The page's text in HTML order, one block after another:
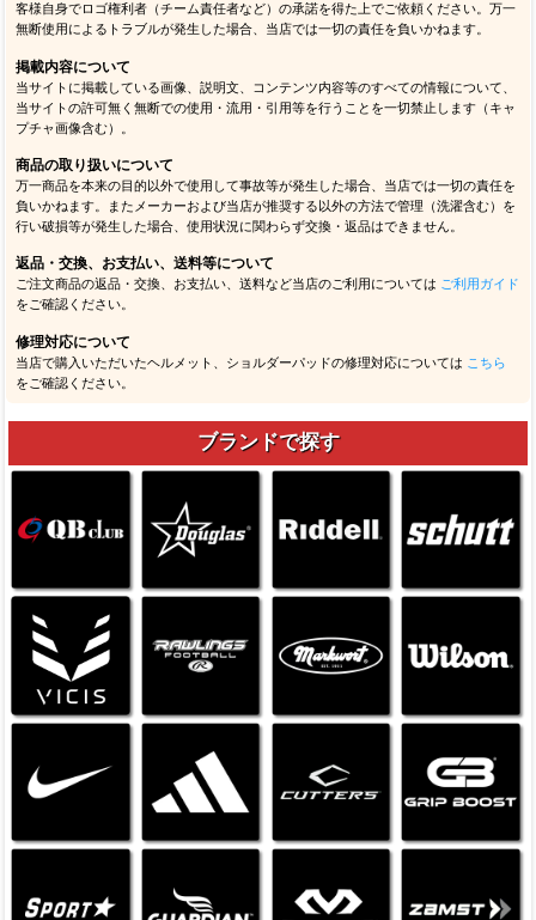
客様自身でロゴ権利者（チーム責任者など）の承諾を得た上でご依頼ください。万一
無断使用によるトラブルが発生した場合、当店では一切の責任を負いかねます。
掲載内容について
当サイトに掲載している画像、説明文、コンテンツ内容等のすべての情報について、
当サイトの許可無く無断での使用・流用・引用等を行うことを一切禁止します（キャ
プチャ画像含む）。
商品の取り扱いについて
万一商品を本来の目的以外で使用して事故等が発生した場合、当店では一切の責任を
負いかねます。またメーカーおよび当店が推奨する以外の方法で管理（洗濯含む）を
行い破損等が発生した場合、使用状況に関わらず交換・返品はできません。
返品・交換、お支払い、送料等について
ご注文商品の返品・交換、お支払い、送料など当店のご利用については ご利用ガイド
をご確認ください。
修理対応について
当店で購入いただいたヘルメット、ショルダーパッドの修理対応については こちら
をご確認ください。
ブランドで探す